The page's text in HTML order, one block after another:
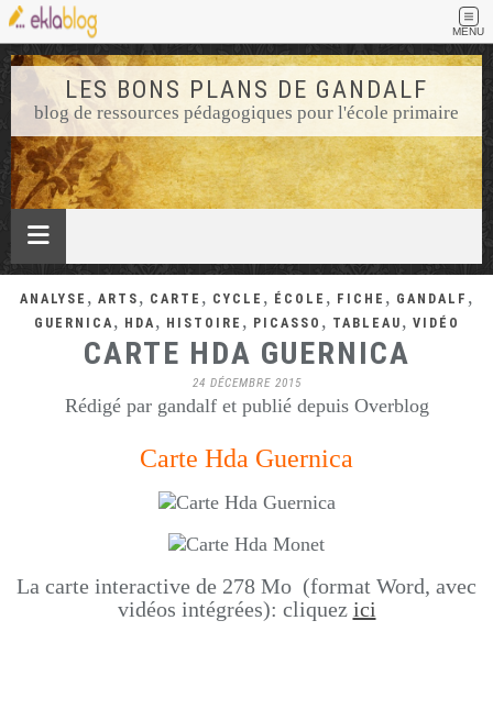
MENU
LES BONS PLANS DE GANDALF
blog de ressources pédagogiques pour l'école primaire
ANALYSE , ARTS , CARTE , CYCLE , ÉCOLE , FICHE , GANDALF ,
GUERNICA , HDA , HISTOIRE , PICASSO , TABLEAU , VIDÉO
CARTE HDA GUERNICA
24 DÉCEMBRE 2015
Rédigé par gandalf et publié depuis Overblog
Carte Hda Guernica
La carte interactive de 278 Mo (format Word, avec
vidéos intégrées): cliquez ici